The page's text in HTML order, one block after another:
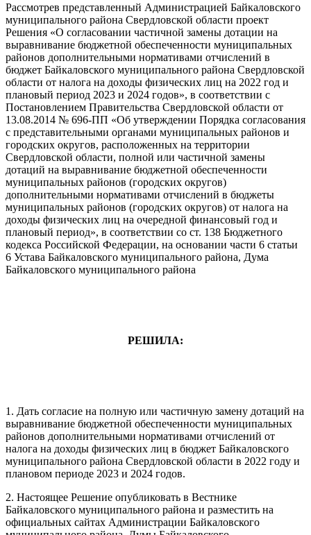
Рассмотрев представленный Администрацией Байкаловского
муниципального района Свердловской области проект
Решения «О согласовании частичной замены дотации на
выравнивание бюджетной обеспеченности муниципальных
районов дополнительными нормативами отчислений в
бюджет Байкаловского муниципального района Свердловской
области от налога на доходы физических лиц на 2022 год и
плановый период 2023 и 2024 годов», в соответствии с
Постановлением Правительства Свердловской области от
13.08.2014 № 696-ПП «Об утверждении Порядка согласования
с представительными органами муниципальных районов и
городских округов, расположенных на территории
Свердловской области, полной или частичной замены
дотаций на выравнивание бюджетной обеспеченности
муниципальных районов (городских округов)
дополнительными нормативами отчислений в бюджеты
муниципальных районов (городских округов) от налога на
доходы физических лиц на очередной финансовый год и
плановый период», в соответствии со ст. 138 Бюджетного
кодекса Российской Федерации, на основании части 6 статьи
6 Устава Байкаловского муниципального района, Дума
Байкаловского муниципального района
РЕШИЛА:
1. Дать согласие на полную или частичную замену дотаций на
выравнивание бюджетной обеспеченности муниципальных
районов дополнительными нормативами отчислений от
налога на доходы физических лиц в бюджет Байкаловского
муниципального района Свердловской области в 2022 году и
плановом периоде 2023 и 2024 годов.
2. Настоящее Решение опубликовать в Вестнике
Байкаловского муниципального района и разместить на
официальных сайтах Администрации Байкаловского